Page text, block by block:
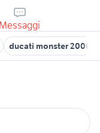
Messaggi
ducati monster 2000